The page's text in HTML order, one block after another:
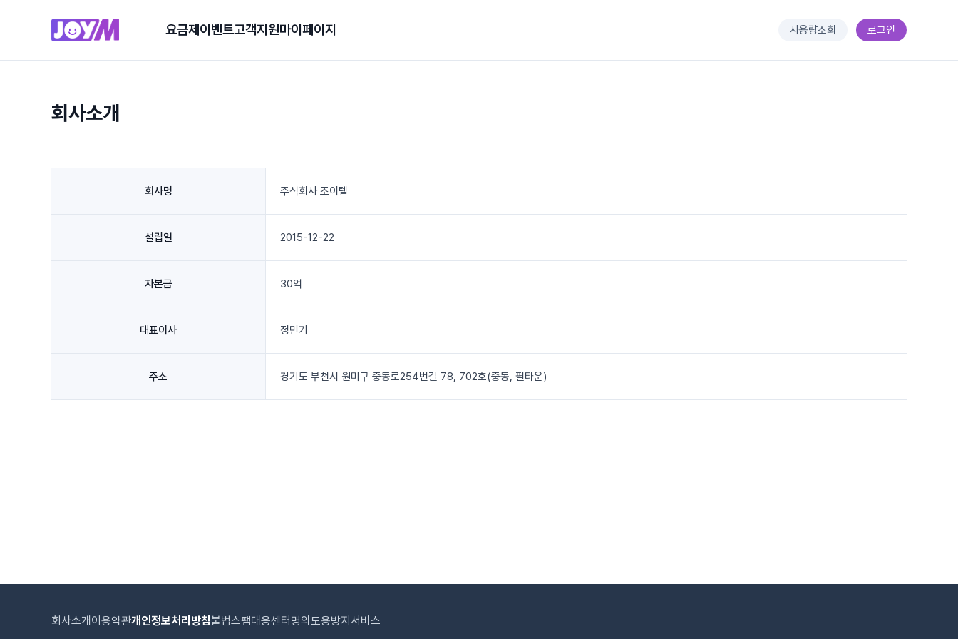
요금제 이벤트고객지원마이페이지 사용량조회 로그인
회사소개
회사명 주식회사 조이텔
설립일 2015-12-22
자본금 30억
대표이사 정민기
주소 경기도 부천시 원미구 중동로254번길 78, 702호(중동, 필타운)
회사소개 이용약관개인정보처리방침불법스팸대응센터 명의도용방지서비스